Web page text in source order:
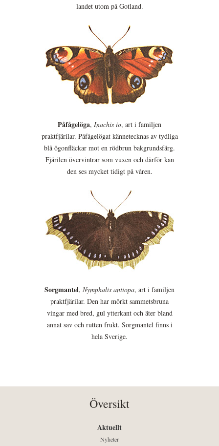
landet utom på Gotland.
Påfågelöga, Inachis io, art i familjen
praktfjärilar. Påfågelögat kännetecknas av tydliga
blå ögonfläckar mot en rödbrun bakgrundsfärg.
Fjärilen övervintrar som vuxen och därför kan
den ses mycket tidigt på våren.
Sorgmantel, Nymphalis antiopa, art i familjen
praktfjärilar. Den har mörkt sammetsbruna
vingar med bred, gul ytterkant och äter bland
annat sav och rutten frukt. Sorgmantel finns i
hela Sverige.
Översikt
Aktuellt
Nyheter